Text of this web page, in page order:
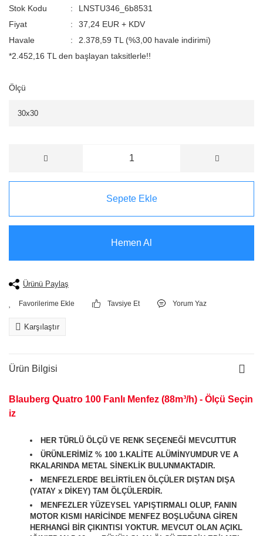
Stok Kodu
LNSTU346_6b8531
Fiyat
37,24 EUR + KDV
Havale
2.378,59 TL (%3,00 havale indirimi)
*2.452,16 TL den başlayan taksitlerle!!
Ölçü
Sepete Ekle
Hemen Al
Ürünü Paylaş
Tavsiye Et Yorum Yaz
Karşılaştır
Ürün Bilgisi
Blauberg Quatro 100 Fanlı Menfez (88m³/h) - Ölçü Seçin
iz
HER TÜRLÜ ÖLÇÜ VE RENK SEÇENEĞİ MEVCUTTUR
ÜRÜNLERİMİZ % 100 1.KALİTE ALÜMİNYUMDUR VE A
RKALARINDA METAL SİNEKLİK BULUNMAKTADIR.
MENFEZLERDE BELİRTİLEN ÖLÇÜLER DIŞTAN DIŞA
(YATAY x DİKEY) TAM ÖLÇÜLERDİR.
MENFEZLER YÜZEYSEL YAPIŞTIRMALI OLUP, FANIN
MOTOR KISMI HARİCİNDE MENFEZ BOŞLUĞUNA GİREN
HERHANGİ BİR ÇIKINTISI YOKTUR. MEVCUT OLAN AÇIKL